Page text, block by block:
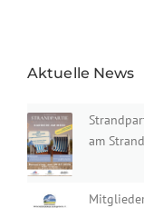
Aktuelle News
am